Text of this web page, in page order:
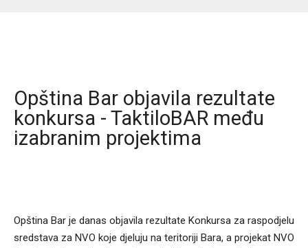
Opština Bar objavila rezultate
konkursa - TaktiloBAR među
izabranim projektima
Opština Bar je danas objavila rezultate Konkursa za raspodjelu
sredstava za NVO koje djeluju na teritoriji Bara, a projekat NVO